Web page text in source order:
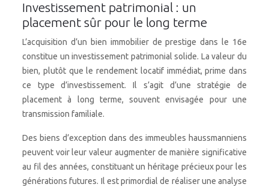
Investissement patrimonial : un
placement sûr pour le long terme
L’acquisition d’un bien immobilier de prestige dans le 16e
constitue un investissement patrimonial solide. La valeur du
bien, plutôt que le rendement locatif immédiat, prime dans
ce type d’investissement. Il s’agit d’une stratégie de
placement à long terme, souvent envisagée pour une
transmission familiale.
Des biens d’exception dans des immeubles haussmanniens
peuvent voir leur valeur augmenter de manière significative
au fil des années, constituant un héritage précieux pour les
générations futures. Il est primordial de réaliser une analyse